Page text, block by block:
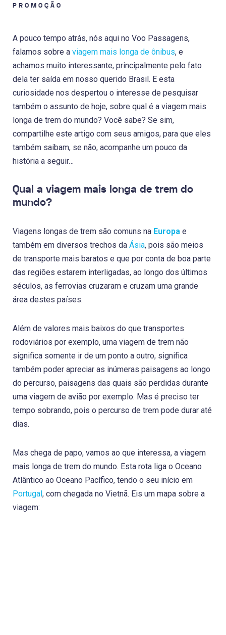
PROMOÇÃO
A pouco tempo atrás, nós aqui no Voo Passagens,
falamos sobre a viagem mais longa de ônibus, e
achamos muito interessante, principalmente pelo fato
dela ter saída em nosso querido Brasil. E esta
curiosidade nos despertou o interesse de pesquisar
também o assunto de hoje, sobre qual é a viagem mais
longa de trem do mundo? Você sabe? Se sim,
compartilhe este artigo com seus amigos, para que eles
também saibam, se não, acompanhe um pouco da
história a seguir…
Qual a viagem mais longa de trem do
mundo?
Viagens longas de trem são comuns na Europa e
também em diversos trechos da Ásia, pois são meios
de transporte mais baratos e que por conta de boa parte
das regiões estarem interligadas, ao longo dos últimos
séculos, as ferrovias cruzaram e cruzam uma grande
área destes países.
Além de valores mais baixos do que transportes
rodoviários por exemplo, uma viagem de trem não
significa somente ir de um ponto a outro, significa
também poder apreciar as inúmeras paisagens ao longo
do percurso, paisagens das quais são perdidas durante
uma viagem de avião por exemplo. Mas é preciso ter
tempo sobrando, pois o percurso de trem pode durar até
dias.
Mas chega de papo, vamos ao que interessa, a viagem
mais longa de trem do mundo. Esta rota liga o Oceano
Atlântico ao Oceano Pacífico, tendo o seu início em
Portugal, com chegada no Vietnã. Eis um mapa sobre a
viagem: